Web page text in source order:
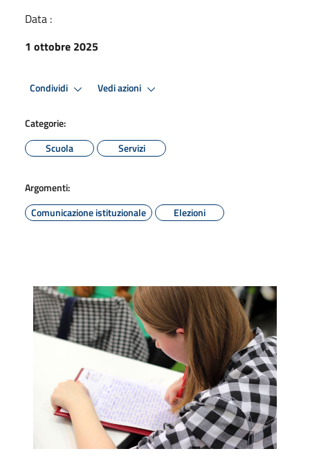
Data :
1 ottobre 2025
Condividi Vedi azioni
Categorie:
Scuola
Servizi
Argomenti:
Comunicazione istituzionale
Elezioni